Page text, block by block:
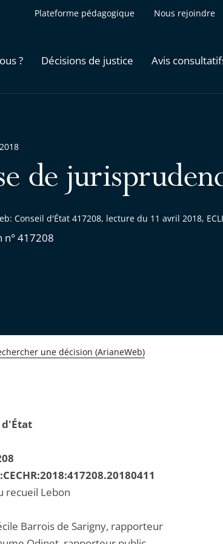
Plateforme pédagogique Nous rejoindre
? Décisions de justice Avis
de
Conseil d'État 417208, lecture du 11 avril 2018,
n° 417208
une décision (ArianeWeb)
d'État
recueil Lebon
Barrois de Sarigny, rapporteur